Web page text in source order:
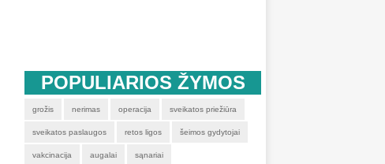
POPULIARIOS ŽYMOS
grožis nerimas operacija sveikatos priežiūra
sveikatos paslaugos retos ligos šeimos gydytojai
vakcinacija augalai sąnariai